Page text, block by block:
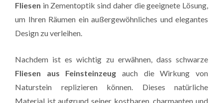
Fliesen in Zementoptik sind daher die geeignete Lösung,
um Ihren Räumen ein außergewöhnliches und elegantes
Design zu verleihen.
Nachdem ist es wichtig zu erwähnen, dass schwarze
Fliesen aus Feinsteinzeug auch die Wirkung von
Naturstein replizieren können. Dieses natürliche
Material ist aufgrund seiner kostbaren, charmanten und